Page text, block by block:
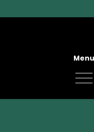
Menu